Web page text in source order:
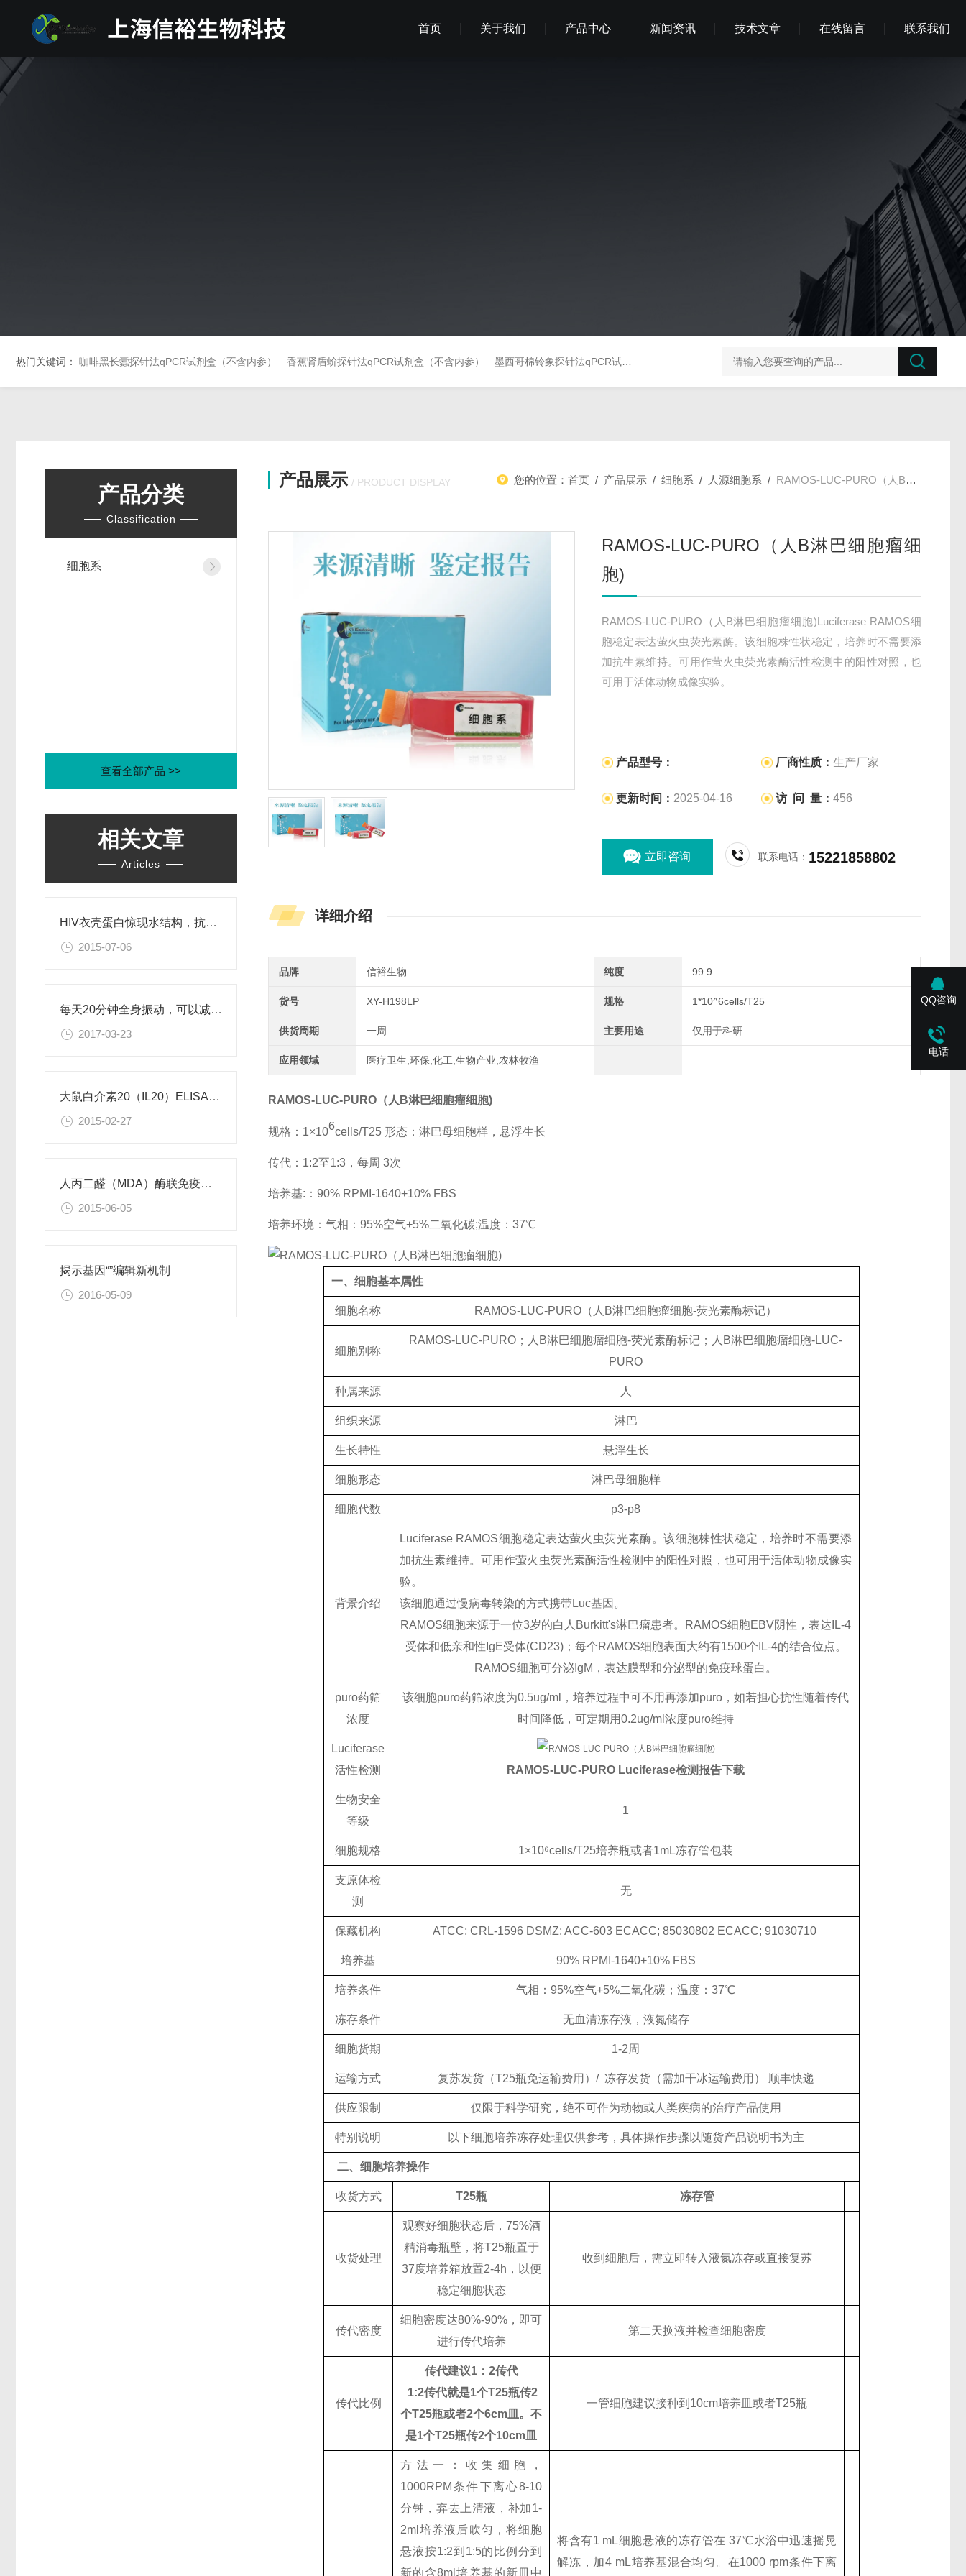
首页 关于我们 产品中心 新闻资讯 技术文章 在线留言 联系我们
热门关键词： 咖啡黑长蠹探针法qPCR试剂盒（不含内参） 香蕉肾盾蚧探针法qPCR试剂盒（不含内参） 墨西哥棉铃象探针法qPCR试剂盒（不含内参） 榛子东部枯萎病菌探针法qPCR试剂盒不含内参
产品分类
Classification
细胞系
查看全部产品 >>
相关文章
Articles
HIV衣壳蛋白惊现水结构，抗艾药物新思路
2015-07-06
每天20分钟全身振动，可以减肥、对抗糖尿病
2017-03-23
大鼠白介素20（IL20）ELISA试剂盒
2015-02-27
人丙二醛（MDA）酶联免疫分析试剂盒使用说明书
2015-06-05
揭示基因“”编辑新机制
2016-05-09
产品展示 / PRODUCT DISPLAY 您的位置：首页 / 产品展示 /细胞系 / 人源细胞系 / RAMOS-LUC-PURO（人B淋巴细胞瘤细胞)
RAMOS-LUC-PURO（人B淋巴细胞瘤细
胞)
RAMOS-LUC-PURO（人B淋巴细胞瘤细胞)Luciferase RAMOS细
胞稳定表达萤火虫荧光素酶。该细胞株性状稳定，培养时不需要添
加抗生素维持。可用作萤火虫荧光素酶活性检测中的阳性对照，也
可用于活体动物成像实验。
产品型号： 厂商性质：生产厂家
更新时间： 2025-04-16 访 问 量：456
立即咨询 联系电话： 15221858802
详细介绍
品牌 信裕生物 纯度 99.9
货号 XY-H198LP 规格 1*10^6cells/T25
供货周期 一周 主要用途 仅用于科研
应用领域 医疗卫生,环保,化工,生物产业,农林牧渔
RAMOS-LUC-PURO（人B淋巴细胞瘤细胞)
规格：1×106cells/T25 形态：淋巴母细胞样，悬浮生长
传代：1:2至1:3，每周 3次
培养基:：90% RPMI-1640+10% FBS
培养环境：气相：95%空气+5%二氧化碳;温度：37℃
一、细胞基本属性
细胞名称 RAMOS-LUC-PURO（人B淋巴细胞瘤细胞-荧光素酶标记）
细胞别称
RAMOS-LUC-PURO；人B淋巴细胞瘤细胞-荧光素酶标记；人B淋巴细胞瘤细胞-LUC-
PURO
种属来源 人
组织来源 淋巴
生长特性 悬浮生长
细胞形态 淋巴母细胞样
细胞代数 p3-p8
背景介绍
Luciferase RAMOS细胞稳定表达萤火虫荧光素酶。该细胞株性状稳定，培养时不需要添
加抗生素维持。可用作萤火虫荧光素酶活性检测中的阳性对照，也可用于活体动物成像实
验。
该细胞通过慢病毒转染的方式携带Luc基因。
RAMOS细胞来源于一位3岁的白人Burkitt's淋巴瘤患者。RAMOS细胞EBV阴性，表达IL-4
受体和低亲和性IgE受体(CD23)；每个RAMOS细胞表面大约有1500个IL-4的结合位点。
RAMOS细胞可分泌IgM，表达膜型和分泌型的免疫球蛋白。
puro药筛
浓度
该细胞puro药筛浓度为0.5ug/ml，培养过程中可不用再添加puro，如若担心抗性随着传代
时间降低，可定期用0.2ug/ml浓度puro维持
Luciferase
活性检测
RAMOS-LUC-PURO Luciferase检测报告下载
生物安全
等级
1
细胞规格 1×10⁶cells/T25培养瓶或者1mL冻存管包装
支原体检
测
无
保藏机构 ATCC; CRL-1596 DSMZ; ACC-603 ECACC; 85030802 ECACC; 91030710
培养基 90% RPMI-1640+10% FBS
培养条件 气相：95%空气+5%二氧化碳；温度：37℃
冻存条件 无血清冻存液，液氮储存
细胞货期 1-2周
运输方式 复苏发货（T25瓶免运输费用）/ 冻存发货（需加干冰运输费用） 顺丰快递
供应限制 仅限于科学研究，绝不可作为动物或人类疾病的治疗产品使用
特别说明 以下细胞培养冻存处理仅供参考，具体操作步骤以随货产品说明书为主
二、细胞培养操作
收货方式 T25瓶 冻存管
收货处理
观察好细胞状态后，75%酒
精消毒瓶壁，将T25瓶置于
37度培养箱放置2-4h，以便
稳定细胞状态
收到细胞后，需立即转入液氮冻存或直接复苏
传代密度
细胞密度达80%-90%，即可
进行传代培养
第二天换液并检查细胞密度
传代比例
传代建议1：2传代
1:2传代就是1个T25瓶传2
个T25瓶或者2个6cm皿。不
是1个T25瓶传2个10cm皿
一管细胞建议接种到10cm培养皿或者T25瓶
方法一：收集细胞，
1000RPM条件下离心8-10
分钟，弃去上清液，补加1-
2ml培养液后吹匀，将细胞
悬液按1:2到1:5的比例分到
新的含8ml培养基的新皿中
将含有1 mL细胞悬液的冻存管在 37℃水浴中迅速摇晃
解冻，加4 mL培养基混合均匀。在1000 rpm条件下离
QQ咨询
电话